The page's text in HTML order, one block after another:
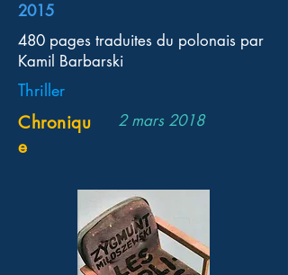
2015
480 pages traduites du polonais par
Kamil Barbarski
Thriller
Chroniqu
e
2 mars 2018